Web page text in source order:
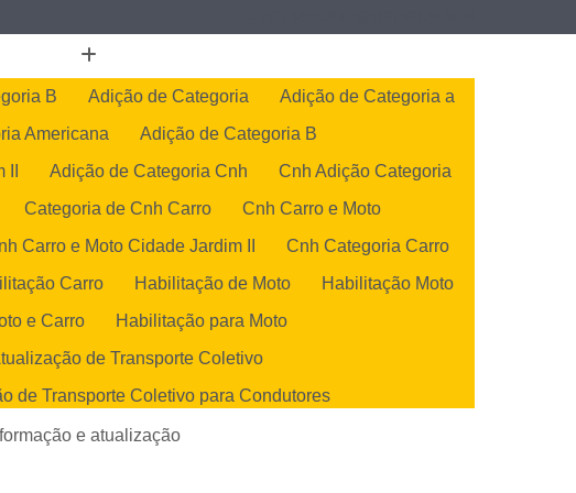
B Adição de Categoria
Adição de Categoria a
Americana
Adição de Categoria B
Adição de Categoria Cnh
Cnh Adição Categoria
Categoria de Cnh Carro
Cnh Carro e Moto
Carro e Moto Cidade Jardim II
Cnh Categoria Carro
Carro Habilitação de Moto
Habilitação Moto
e Carro
Habilitação para Moto
de Transporte Coletivo
de Transporte Coletivo para Condutores
de Transportes Coletivos
e atualização